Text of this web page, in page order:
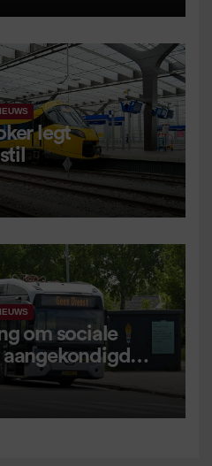
legt
om sociale